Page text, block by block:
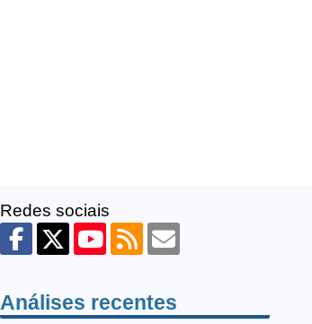
Redes sociais
Análises recentes